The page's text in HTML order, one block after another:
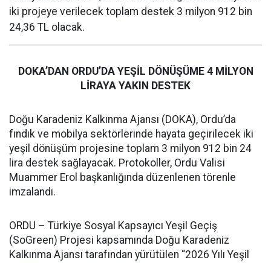
iki projeye verilecek toplam destek 3 milyon 912 bin
24,36 TL olacak.
DOKA’DAN ORDU’DA YEŞİL DÖNÜŞÜME 4 MİLYON
LİRAYA YAKIN DESTEK
Doğu Karadeniz Kalkınma Ajansı (DOKA), Ordu’da
fındık ve mobilya sektörlerinde hayata geçirilecek iki
yeşil dönüşüm projesine toplam 3 milyon 912 bin 24
lira destek sağlayacak. Protokoller, Ordu Valisi
Muammer Erol başkanlığında düzenlenen törenle
imzalandı.
ORDU – Türkiye Sosyal Kapsayıcı Yeşil Geçiş
(SoGreen) Projesi kapsamında Doğu Karadeniz
Kalkınma Ajansı tarafından yürütülen “2026 Yılı Yeşil